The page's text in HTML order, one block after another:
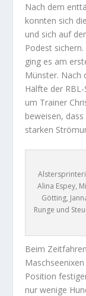
Nach dem
konnten sich
und sich auf
Podest
ging es am
Münster. Nach
Hälfte der
um Trainer
beweisen,
starken
Alina Espey,
Götting,
Runge und
Beim
Position
nur wenige